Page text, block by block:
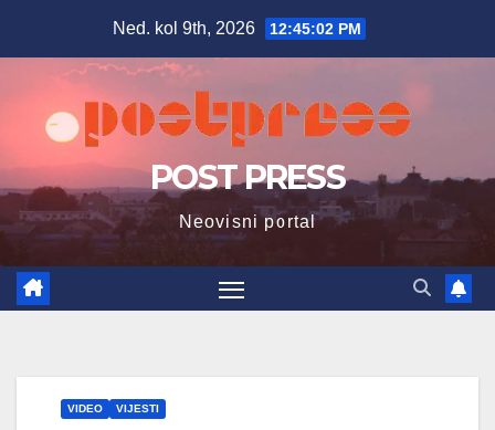
Ned. kol 9th, 2026 12:45:03 PM
POST PRESS
Neovisni portal
VIDEO VIJESTI